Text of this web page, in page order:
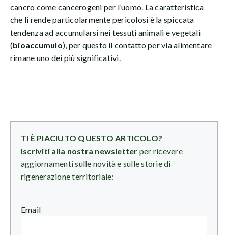
cancro come cancerogeni per l’uomo. La caratteristica
che li rende particolarmente pericolosi è la spiccata
tendenza ad accumularsi nei tessuti animali e vegetali
(bioaccumulo), per questo il contatto per via alimentare
rimane uno dei più significativi.
TI È PIACIUTO QUESTO ARTICOLO?
Iscriviti alla nostra newsletter per ricevere
aggiornamenti sulle novità e sulle storie di
rigenerazione territoriale:
Email